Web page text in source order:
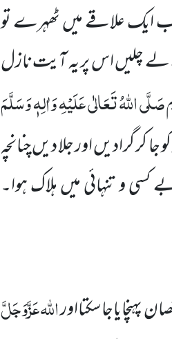
ایک علاقے میں ٹھہرے تو
چلیں اس پر یہ آیت نازل
صَلَّی اللہُ تَعَالٰی عَلَیْہِ وَاٰلِہٖ وَسَلَّمَ
جا کر گرادیں اور جلا دیں چنانچہ
کسی و تنہائی میں ہلاک ہوا۔
پہنچایاجاسکتااوراللہعَزَّوَجَلَّ